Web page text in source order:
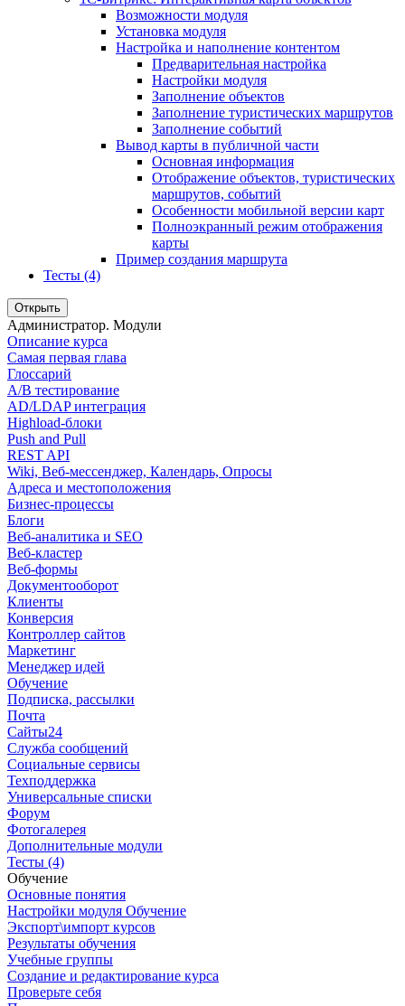
Возможности модуля
Установка модуля
Настройка и наполнение контентом
Предварительная настройка
Настройки модуля
Заполнение объектов
Заполнение туристических маршрутов
Заполнение событий
Вывод карты в публичной части
Основная информация
Отображение объектов, туристических
маршрутов, событий
Особенности мобильной версии карт
Полноэкранный режим отображения
карты
Пример создания маршрута
Тесты (4)
Открыть
Администратор. Модули
Описание курса
Самая первая глава
Глоссарий
A/B тестирование
AD/LDAP интеграция
Highload-блоки
Push and Pull
REST API
Wiki, Веб-мессенджер, Календарь, Опросы
Адреса и местоположения
Бизнес-процессы
Блоги
Веб-аналитика и SEO
Веб-кластер
Веб-формы
Документооборот
Клиенты
Конверсия
Контроллер сайтов
Маркетинг
Менеджер идей
Обучение
Подписка, рассылки
Почта
Сайты24
Служба сообщений
Социальные сервисы
Техподдержка
Универсальные списки
Форум
Фотогалерея
Дополнительные модули
Тесты (4)
Обучение
Основные понятия
Настройки модуля Обучение
Экспорт\импорт курсов
Результаты обучения
Учебные группы
Создание и редактирование курса
Проверьте себя